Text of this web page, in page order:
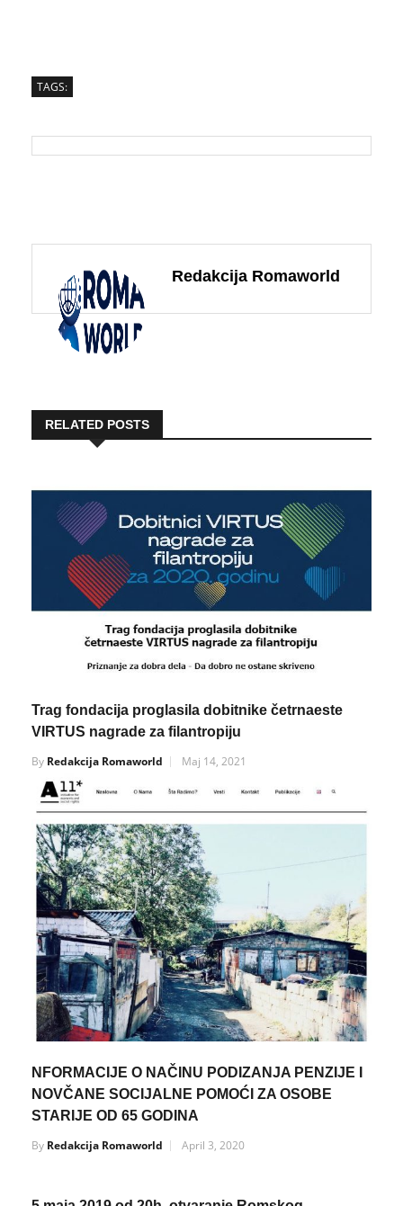
TAGS:
Redakcija Romaworld
RELATED POSTS
Trag fondacija proglasila dobitnike četrnaeste
VIRTUS nagrade za filantropiju
By Redakcija Romaworld Maj 14, 2021
NFORMACIJE O NAČINU PODIZANJA PENZIJE I
NOVČANE SOCIJALNE POMOĆI ZA OSOBE
STARIJE OD 65 GODINA
By Redakcija Romaworld April 3, 2020